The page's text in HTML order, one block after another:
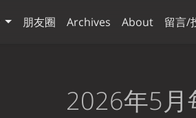
朋友圈 Archives About 留言/
2026年5月